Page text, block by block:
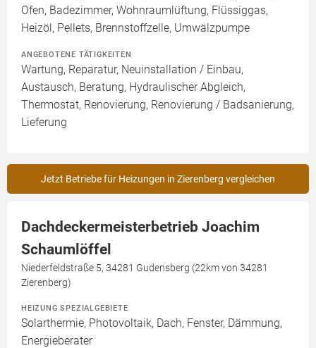
Ofen, Badezimmer, Wohnraumlüftung, Flüssiggas,
Heizöl, Pellets, Brennstoffzelle, Umwälzpumpe
ANGEBOTENE TÄTIGKEITEN
Wartung, Reparatur, Neuinstallation / Einbau,
Austausch, Beratung, Hydraulischer Abgleich,
Thermostat, Renovierung, Renovierung / Badsanierung,
Lieferung
Jetzt Betriebe für Heizungen in Zierenberg vergleichen
Dachdeckermeisterbetrieb Joachim
Schaumlöffel
Niederfeldstraße 5, 34281 Gudensberg (22km von 34281
Zierenberg)
HEIZUNG SPEZIALGEBIETE
Solarthermie, Photovoltaik, Dach, Fenster, Dämmung,
Energieberater